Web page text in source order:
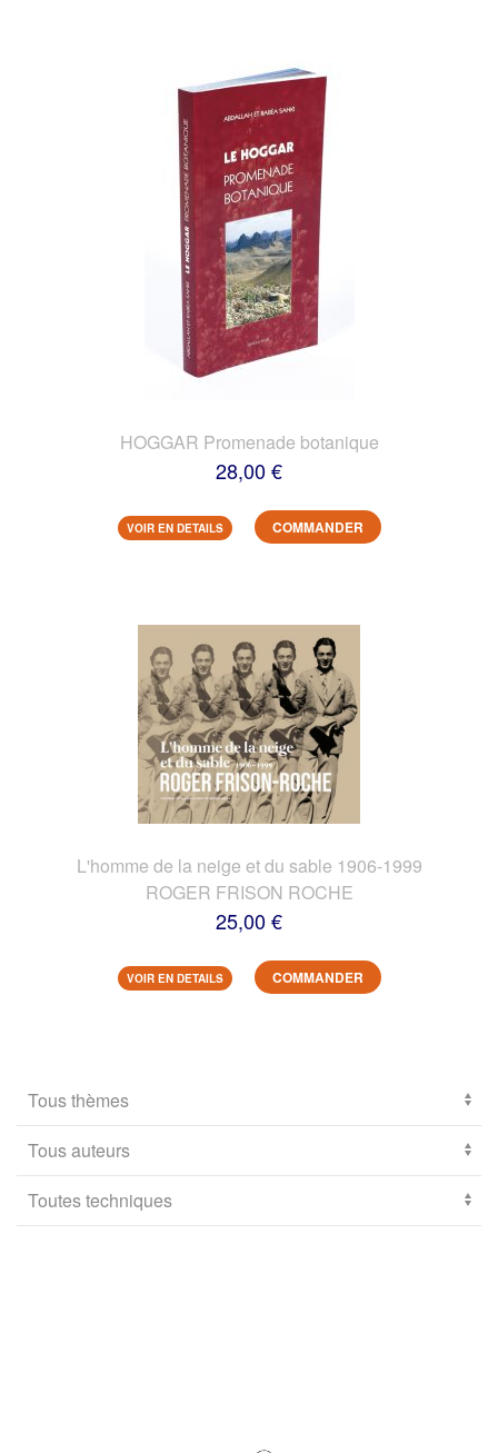
HOGGAR Promenade botanique
28,00 €
VOIR EN DETAILS COMMANDER
L'homme de la neige et du sable 1906-1999
ROGER FRISON ROCHE
25,00 €
VOIR EN DETAILS COMMANDER